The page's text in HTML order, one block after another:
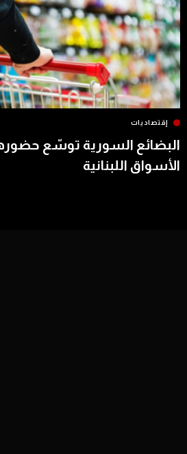
إقتصاديات
البضائع السورية توسّع
الأسواق اللبنانية